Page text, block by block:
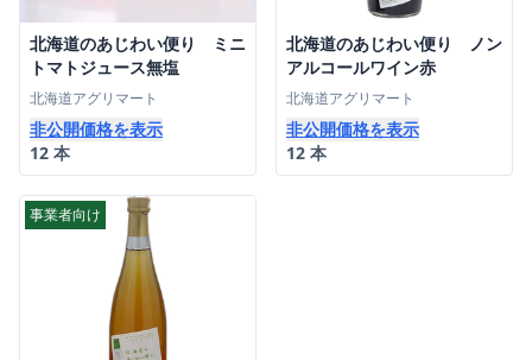
北海道のあじわい便り ミニ
トマトジュース無塩
北海道アグリマート
非公開価格を表示
12 本
北海道のあじわい便り ノン
アルコールワイン赤
北海道アグリマート
非公開価格を表示
12 本
事業者向け